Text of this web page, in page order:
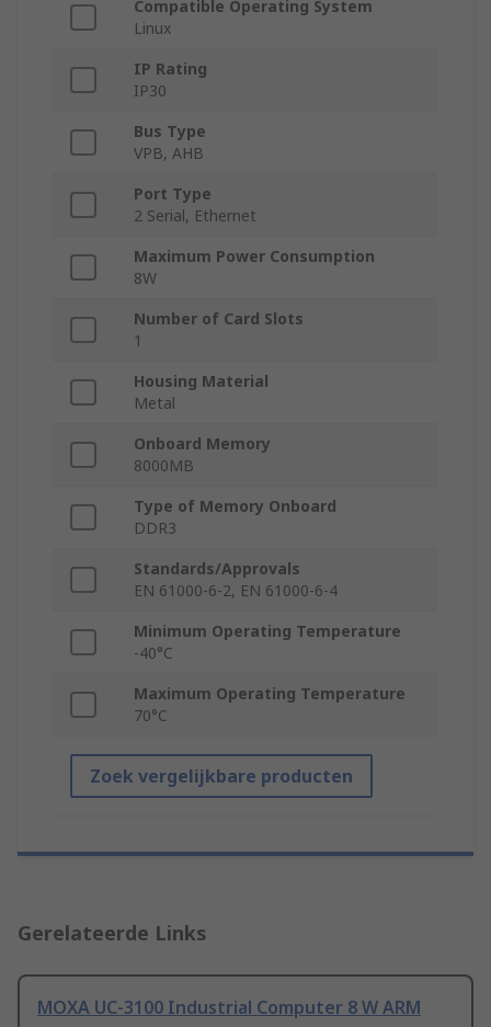
Compatible Operating System
Linux
IP Rating
IP30
Bus Type
VPB, AHB
Port Type
2 Serial, Ethernet
Maximum Power Consumption
8W
Number of Card Slots
1
Housing Material
Metal
Onboard Memory
8000MB
Type of Memory Onboard
DDR3
Standards/Approvals
EN 61000-6-2, EN 61000-6-4
Minimum Operating Temperature
-40°C
Maximum Operating Temperature
70°C
Zoek vergelijkbare producten
Gerelateerde Links
MOXA UC-3100 Industrial Computer 8 W ARM